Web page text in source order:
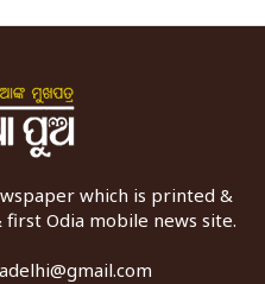
which is printed &
Odia mobile news site.